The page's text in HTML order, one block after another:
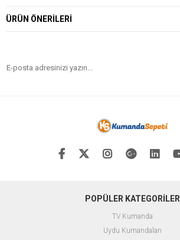
ÜRÜN ÖNERILERI
POPÜLER KATEGORİLER
TV Kumanda
Uydu Kumandaları